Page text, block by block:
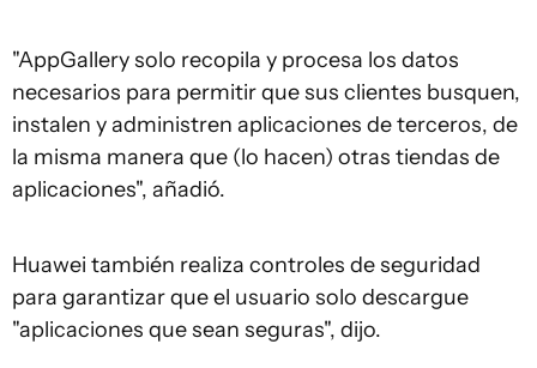
"AppGallery solo recopila y procesa los datos
necesarios para permitir que sus clientes busquen,
instalen y administren aplicaciones de terceros, de
la misma manera que (lo hacen) otras tiendas de
aplicaciones", añadió.
Huawei también realiza controles de seguridad
para garantizar que el usuario solo descargue
"aplicaciones que sean seguras", dijo.